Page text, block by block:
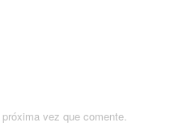
vez que comente.